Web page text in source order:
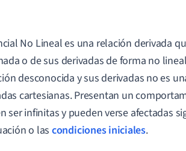
No Lineal es una relación derivada
o de sus derivadas de forma no
desconocida y sus derivadas no es
cartesianas. Presentan un
ser infinitas y pueden verse afectadas
o las condiciones iniciales.